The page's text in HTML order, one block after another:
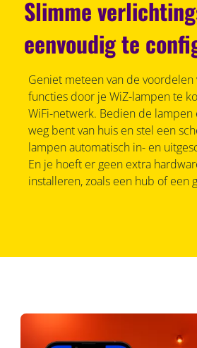
Slimme
eenvoudig te
Geniet meteen van de voordelen
functies door je WiZ-lampen te
WiFi-netwerk. Bedien de lampen
weg bent van huis en stel een
lampen automatisch in- en
En je hoeft er geen extra
installeren, zoals een hub of een